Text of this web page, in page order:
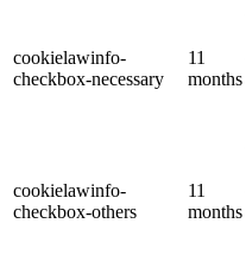
cookielawinfo-
checkbox-necessary
11
months
cookielawinfo-
checkbox-others
11
months